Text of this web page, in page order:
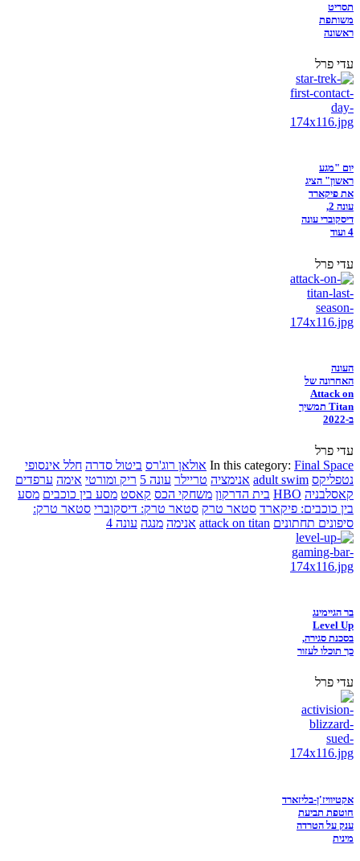
תסריט
משותפת
ראשונה
עדי פרל
יום "מגע
ראשון" הציג
את פיקארד
עונה 2,
דיסקוברי עונה
4 ועוד
עדי פרל
העונה
האחרונה של
Attack on
Titan תמשיך
ב-2022
עדי פרל
In this category: Final Space אולאן רוג'רס ביטול סדרה חלל אינסופי
נטפליקס adult swim אנימציה טריילר עונה 5 ריק ומורטי אימה ערפדים
קאסלבניה HBO בית הדרקון משחקי הכס קאסט מסע בין כוכבים מסע
בין כוכבים: פיקארד סטאר טרק סטאר טרק: דיסקוברי סטאר טרק:
סיפונים תחתונים attack on titan אנימה מנגה עונה 4
בר הגיימינג
Level Up
בסכנת סגירה,
כך תוכלו לעזור
עדי פרל
אקטיוויז'ן-בליזארד
חוטפת תביעת
ענק על הטרדה
מינית